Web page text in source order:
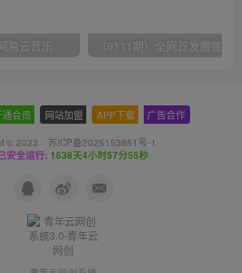
（9448期）2024网易云音乐人挂机项目，单机日入150+，无脑月入5000+
通会员 网站加盟 APP下载 广告合作
© 2023 · 苏ICP备2025153851号-1 ·
安全运行: 1638天4小时57分56秒